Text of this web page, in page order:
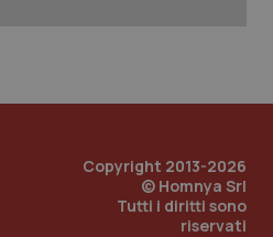
Copyright 2013-2026
© Homnya Srl
Tutti i diritti sono
riservati